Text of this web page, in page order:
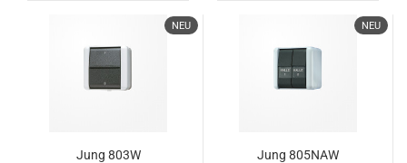
NEU
Jung 803W
NEU
Jung 805NAW